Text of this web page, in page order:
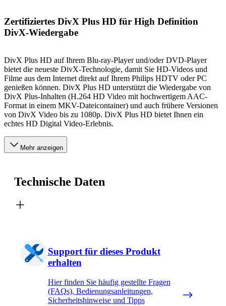
Zertifiziertes DivX Plus HD für High Definition
DivX-Wiedergabe
DivX Plus HD auf Ihrem Blu-ray-Player und/oder DVD-Player
bietet die neueste DivX-Technologie, damit Sie HD-Videos und
Filme aus dem Internet direkt auf Ihrem Philips HDTV oder PC
genießen können. DivX Plus HD unterstützt die Wiedergabe von
DivX Plus-Inhalten (H.264 HD Video mit hochwertigem AAC-
Format in einem MKV-Dateicontainer) und auch frühere Versionen
von DivX Video bis zu 1080p. DivX Plus HD bietet Ihnen ein
echtes HD Digital Video-Erlebnis.
Mehr anzeigen
Technische Daten
Support für dieses Produkt
erhalten
Hier finden Sie häufig gestellte Fragen
(FAQs), Bedienungsanleitungen,
Sicherheitshinweise und Tipps